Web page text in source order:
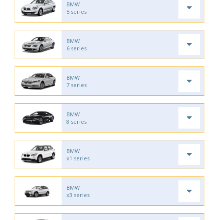
BMW
5 series
BMW
6 series
BMW
7 series
BMW
8 series
BMW
x1 series
BMW
x3 series